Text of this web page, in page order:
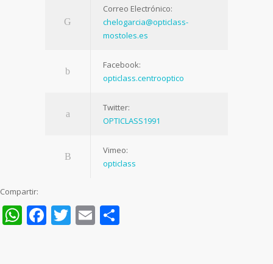
Correo Electrónico:
chelogarcia@opticlass-
mostoles.es
Facebook:
opticlass.centrooptico
Twitter:
OPTICLASS1991
Vimeo:
opticlass
Compartir:
WhatsApp
Facebook
Twitter
Email